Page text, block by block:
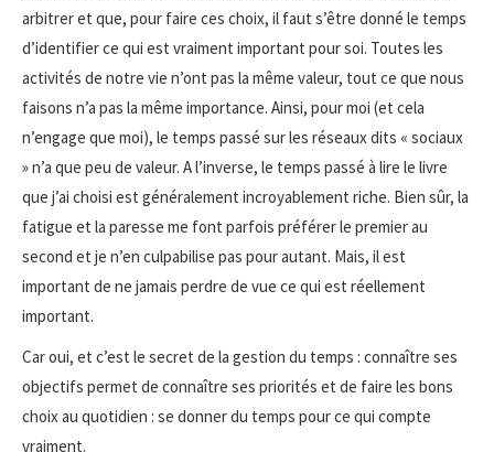
arbitrer et que, pour faire ces choix, il faut s’être donné le temps
d’identifier ce qui est vraiment important pour soi. Toutes les
activités de notre vie n’ont pas la même valeur, tout ce que nous
faisons n’a pas la même importance. Ainsi, pour moi (et cela
n’engage que moi), le temps passé sur les réseaux dits « sociaux
» n’a que peu de valeur. A l’inverse, le temps passé à lire le livre
que j’ai choisi est généralement incroyablement riche. Bien sûr, la
fatigue et la paresse me font parfois préférer le premier au
second et je n’en culpabilise pas pour autant. Mais, il est
important de ne jamais perdre de vue ce qui est réellement
important.
Car oui, et c’est le secret de la gestion du temps : connaître ses
objectifs permet de connaître ses priorités et de faire les bons
choix au quotidien : se donner du temps pour ce qui compte
vraiment.